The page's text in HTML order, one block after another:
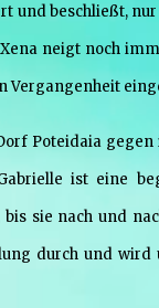
und beschließt,
neigt noch
Vergangenheit
Poteidaia gegen
ist eine
sie nach und
durch und wird